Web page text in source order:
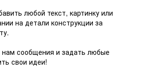
любой текст, картинку или
на детали конструкции за
сообщения и задать любые
свои идеи!